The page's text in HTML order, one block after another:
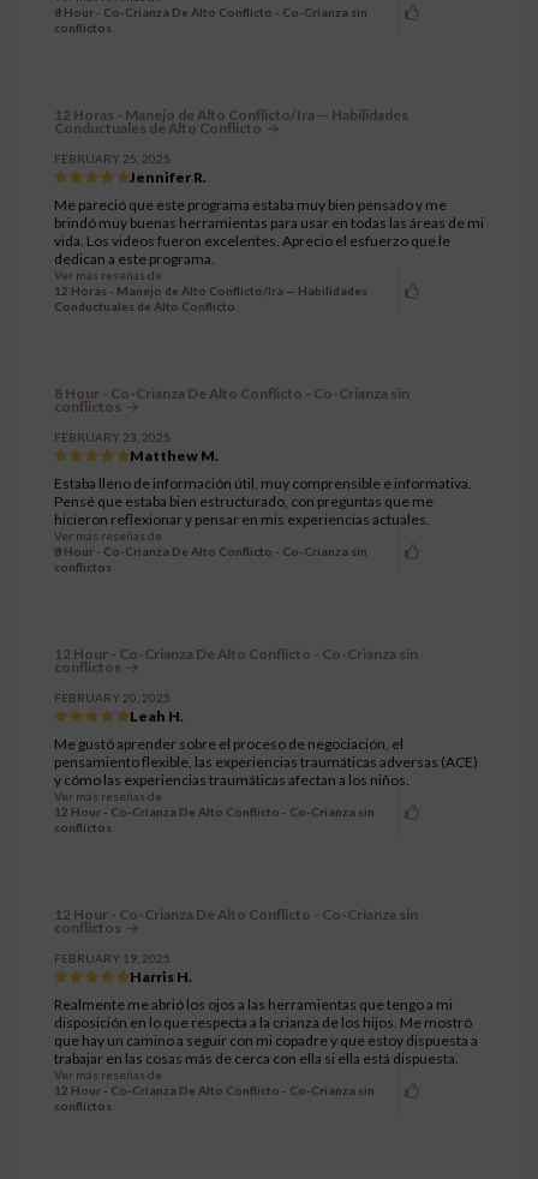
8 Hour - Co-Crianza De Alto Conflicto - Co-Crianza sin
conflictos
12 Horas - Manejo de Alto Conflicto/Ira — Habilidades
Conductuales de Alto Conflicto
FEBRUARY 25, 2025
Jennifer R.
Me pareció que este programa estaba muy bien pensado y me
brindó muy buenas herramientas para usar en todas las áreas de mi
vida. Los videos fueron excelentes. Aprecio el esfuerzo que le
dedican a este programa.
Ver más reseñas de
12 Horas - Manejo de Alto Conflicto/Ira — Habilidades
Conductuales de Alto Conflicto
8 Hour - Co-Crianza De Alto Conflicto - Co-Crianza sin
conflictos
FEBRUARY 23, 2025
Matthew M.
Estaba lleno de información útil, muy comprensible e informativa.
Pensé que estaba bien estructurado, con preguntas que me
hicieron reflexionar y pensar en mis experiencias actuales.
Ver más reseñas de
8 Hour - Co-Crianza De Alto Conflicto - Co-Crianza sin
conflictos
12 Hour - Co-Crianza De Alto Conflicto - Co-Crianza sin
conflictos
FEBRUARY 20, 2025
Leah H.
Me gustó aprender sobre el proceso de negociación, el
pensamiento flexible, las experiencias traumáticas adversas (ACE)
y cómo las experiencias traumáticas afectan a los niños.
Ver más reseñas de
12 Hour - Co-Crianza De Alto Conflicto - Co-Crianza sin
conflictos
12 Hour - Co-Crianza De Alto Conflicto - Co-Crianza sin
conflictos
FEBRUARY 19, 2025
Harris H.
Realmente me abrió los ojos a las herramientas que tengo a mi
disposición en lo que respecta a la crianza de los hijos. Me mostró
que hay un camino a seguir con mi copadre y que estoy dispuesta a
trabajar en las cosas más de cerca con ella si ella está dispuesta.
Ver más reseñas de
12 Hour - Co-Crianza De Alto Conflicto - Co-Crianza sin
conflictos